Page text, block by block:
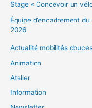
Stage « Concevoir un
Équipe d’encadrement
2026
Actualité mobilités douces
Animation
Atelier
Information